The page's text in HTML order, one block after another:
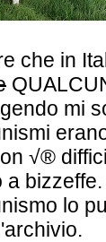
che in
mi
√®
a
lo